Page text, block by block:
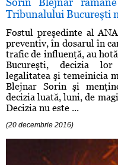
Tribunalului Bucureşti
Fostul preşedinte al
preventiv, în dosarul în
trafic de influenţă, au
Bucureşti, decizia
legalitatea şi temeinicia
Blejnar Sorin şi
decizia luată, luni, de
Decizia nu este ...
(20 decembrie 2016)